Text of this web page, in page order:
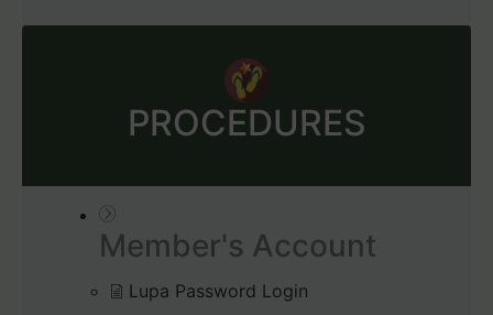
PROCEDURES
Member's Account
Lupa Password Login